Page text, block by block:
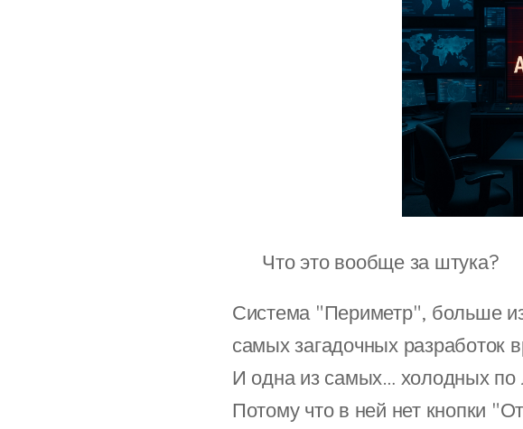
🔻 Что это вообще за штука?
Система "Периметр", больше
самых загадочных
И одна из самых… холодных по
Потому что в ней нет кнопки